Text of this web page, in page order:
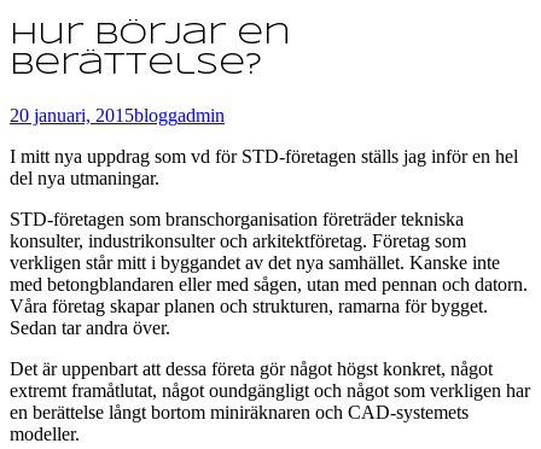
Hur börjar en
berättelse?
20 januari, 2015bloggadmin
I mitt nya uppdrag som vd för STD-företagen ställs jag inför en hel
del nya utmaningar.
STD-företagen som branschorganisation företräder tekniska
konsulter, industrikonsulter och arkitektföretag. Företag som
verkligen står mitt i byggandet av det nya samhället. Kanske inte
med betongblandaren eller med sågen, utan med pennan och datorn.
Våra företag skapar planen och strukturen, ramarna för bygget.
Sedan tar andra över.
Det är uppenbart att dessa företa gör något högst konkret, något
extremt framåtlutat, något oundgängligt och något som verkligen har
en berättelse långt bortom miniräknaren och CAD-systemets
modeller.